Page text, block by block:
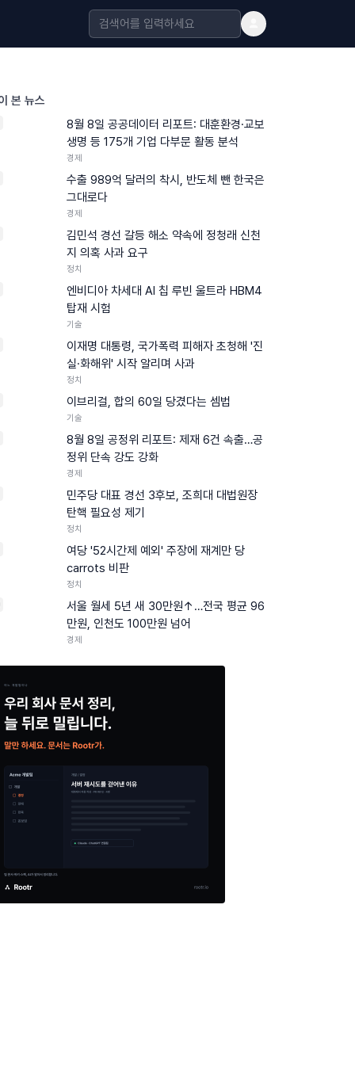
본 뉴스
8월 8일 공공데이터 리포트: 대훈환경·교보
생명 등 175개 기업 다부문 활동 분석
경제
수출 989억 달러의 착시, 반도체 뺀 한국은
그대로다
경제
김민석 경선 갈등 해소 약속에 정청래 신천
지 의혹 사과 요구
정치
엔비디아 차세대 AI 칩 루빈 울트라 HBM4
탑재 시험
기술
이재명 대통령, 국가폭력 피해자 초청해 '진
실·화해위' 시작 알리며 사과
정치
이브리걸, 합의 60일 당겼다는 셈법
기술
8월 8일 공정위 리포트: 제재 6건 속출…공
정위 단속 강도 강화
경제
민주당 대표 경선 3후보, 조희대 대법원장
탄핵 필요성 제기
정치
여당 '52시간제 예외' 주장에 재계만 당
carrots 비판
정치
서울 월세 5년 새 30만원↑…전국 평균 96
만원, 인천도 100만원 넘어
경제